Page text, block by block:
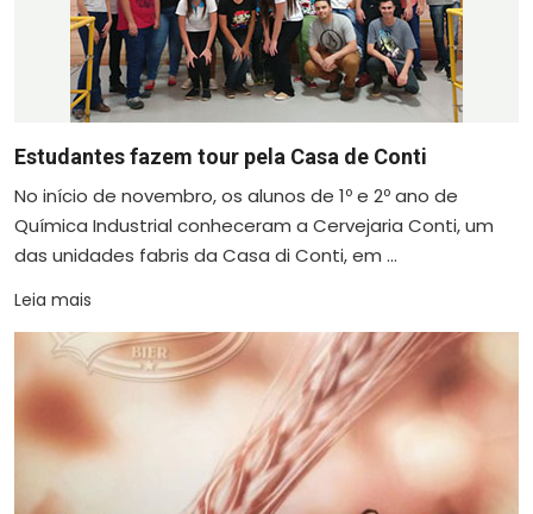
Estudantes fazem tour pela Casa de Conti
No início de novembro, os alunos de 1º e 2º ano de
Química Industrial conheceram a Cervejaria Conti, um
das unidades fabris da Casa di Conti, em ...
Leia mais